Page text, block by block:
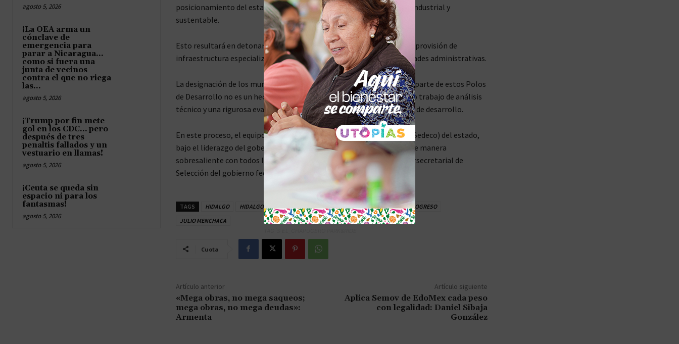
agosto 5, 2026
¡La OEA arma un
cónclave de
emergencia para
parar a Nicaragua…
como si fuera una
junta de vecinos
contra el que no riega
las...
agosto 5, 2026
¡Trump por fin mete
gol en los CDC… pero
después de tres
penaltis fallados y un
vestuario en llamas!
agosto 5, 2026
¡Ceuta se queda sin
espacio ni para los
fantasmas!
agosto 5, 2026
posicionamiento del estado como referente en desarrollo logístico, industrial y
sustentable.
Esto resultará en detonar los sectores económicos clave mediante la provisión de
infraestructura especializada, beneficios fiscales focalizados y facilidades administrativas.
La designación de los municipios de Zapotlán y Tula en Hidalgo como parte de estos Polos
de Desarrollo no es un hecho fortuito. Es el resultado de un exhaustivo trabajo de análisis
técnico y una rigurosa evaluación de diversos polígonos con potencial de desarrollo.
En este proceso, el equipo de la Secretaría de Desarrollo Económico (Sedeco) del estado,
bajo el liderazgo del gobernador Julio Menchaca, demostró cumplir de manera
sobresaliente con todos los criterios establecidos por el Comité Intersecretarial de
Selección del gobierno federal.
TAGS HIDALGO HIDALGO COMPROMISO HIDALGO DESARROLLO
HIDALGO PROGRESO
JULIO MENCHACA
Cuota
Artículo anterior
«Mega obras, no mega saqueos;
mega obras, no mega deudas»:
Armenta
Artículo siguiente
Aplica Semov de EdoMex cada peso
con legalidad: Daniel Sibaja
González